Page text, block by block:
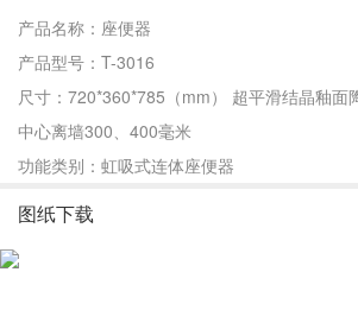
产品名称：座便器
产品型号：T-3016
尺寸：720*360*785（mm） 超平滑结晶釉面
中心离墙300、400毫米
功能类别：虹吸式连体座便器
图纸下载